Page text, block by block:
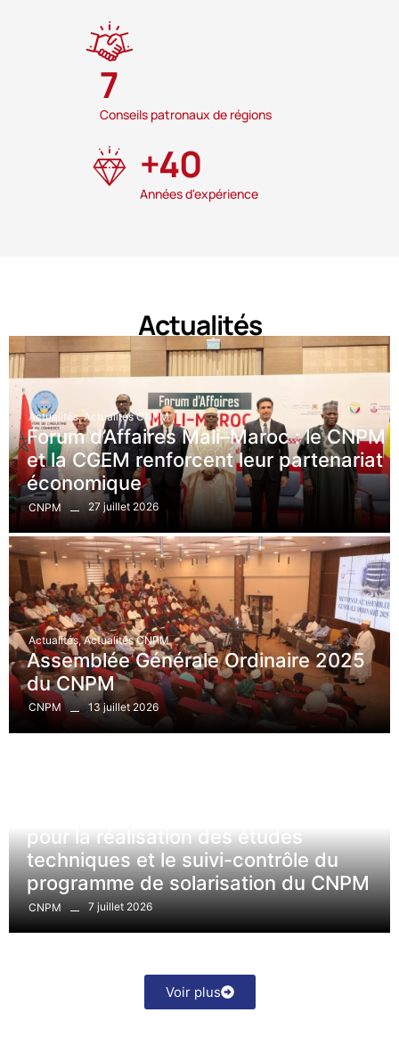
Conseils patronaux de régions
7
Années d'expérience
+40
Actualités
Actualités, Actualités CNPM
Forum d’Affaires Mali–Maroc : le CNPM
et la CGEM renforcent leur partenariat
économique
CNPM 27 juillet 2026
Actualités, Actualités CNPM
Assemblée Générale Ordinaire 2025
du CNPM
CNPM 13 juillet 2026
pour la réalisation des études
techniques et le suivi-contrôle du
programme de solarisation du CNPM
CNPM 7 juillet 2026
Voir plus